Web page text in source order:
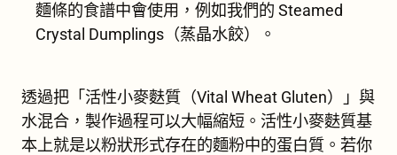
麵條的食譜中會使用，例如我們的 Steamed
Crystal Dumplings（蒸晶水餃）。
透過把「活性小麥麩質（Vital Wheat Gluten）」與
水混合，製作過程可以大幅縮短。活性小麥麩質基
本上就是以粉狀形式存在的麵粉中的蛋白質。若你